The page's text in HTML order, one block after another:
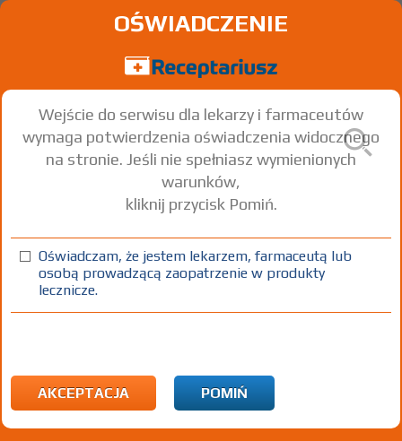
Znaleziono wyników:
A26 Choroba zakaźna wywołana przez Erysipelothrix
rhusiopathiae [różyca]
A26.7 Posocznica wywołana przez Erysipelothrix
OŚWIADCZENIE
Wejście do serwisu dla lekarzy i farmaceutów
wymaga potwierdzenia oświadczenia widocznego
na stronie. Jeśli nie spełniasz wymienionych
warunków,
kliknij przycisk Pomiń.
Oświadczam, że jestem lekarzem, farmaceutą lub
osobą prowadzącą zaopatrzenie w produkty
lecznicze.
AKCEPTACJA POMIŃ